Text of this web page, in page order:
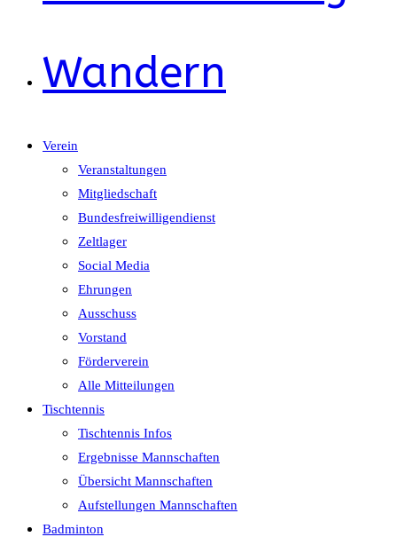
Wandern
Verein
Veranstaltungen
Mitgliedschaft
Bundesfreiwilligendienst
Zeltlager
Social Media
Ehrungen
Ausschuss
Vorstand
Förderverein
Alle Mitteilungen
Tischtennis
Tischtennis Infos
Ergebnisse Mannschaften
Übersicht Mannschaften
Aufstellungen Mannschaften
Badminton